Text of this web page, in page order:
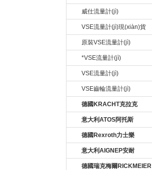
威仕流量計(jì)
VSE流量計(jì)現(xiàn)貨
原裝VSE流量計(jì)
*VSE流量計(jì)
VSE流量計(jì)
VSE齒輪流量計(jì)
德國KRACHT克拉克
意大利ATOS阿托斯
德國Rexroth力士樂
意大利AIGNEP安耐
德國瑞克梅爾RICKMEIER